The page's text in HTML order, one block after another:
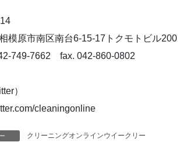
模原市南区南台6-15-17トクモトビル200
749-7662 fax. 042-860-0802
）
cleaningonline
クリーニングオンラインウイークリー